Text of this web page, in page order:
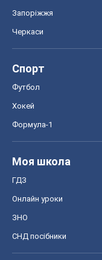
Запоріжжя
Черкаси
Спорт
Футбол
Хокей
Формула-1
Моя школа
ГДЗ
Онлайн уроки
ЗНО
СНД посібники